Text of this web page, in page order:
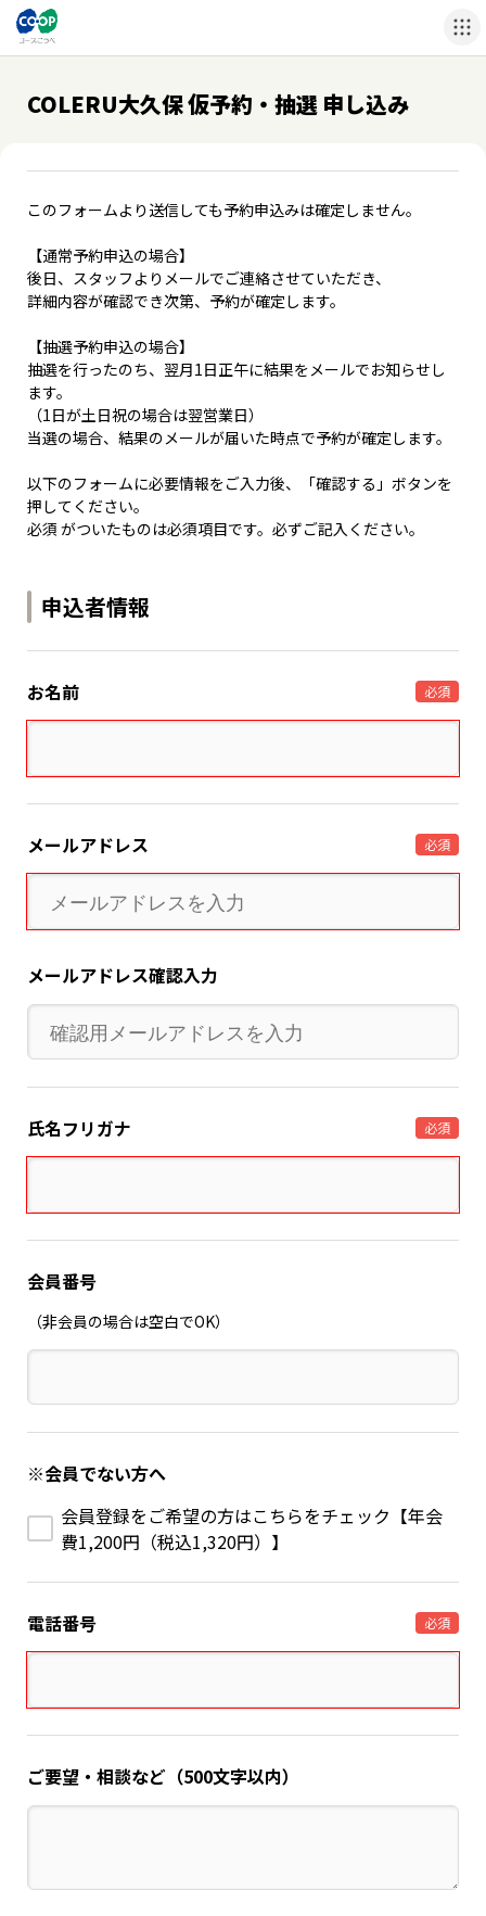
COLERU大久保 仮予約・抽選 申し込み
このフォームより送信しても予約申込みは確定しません。
【通常予約申込の場合】
後日、スタッフよりメールでご連絡させていただき、
詳細内容が確認でき次第、予約が確定します。
【抽選予約申込の場合】
抽選を行ったのち、翌月1日正午に結果をメールでお知らせし
ます。
（1日が土日祝の場合は翌営業日）
当選の場合、結果のメールが届いた時点で予約が確定します。
以下のフォームに必要情報をご入力後、「確認する」ボタンを
押してください。
必須 がついたものは必須項目です。必ずご記入ください。
申込者情報
お名前 必須
メールアドレス 必須
メールアドレス確認入力
氏名フリガナ 必須
会員番号
（非会員の場合は空白でOK）
※会員でない方へ
会員登録をご希望の方はこちらをチェック【年会
費1,200円（税込1,320円）】
電話番号 必須
ご要望・相談など（500文字以内）